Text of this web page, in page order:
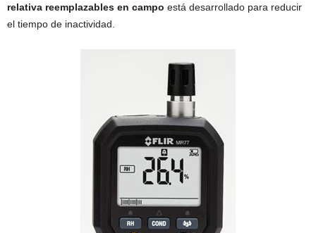
relativa reemplazables en campo está desarrollado para reducir
el tiempo de inactividad.